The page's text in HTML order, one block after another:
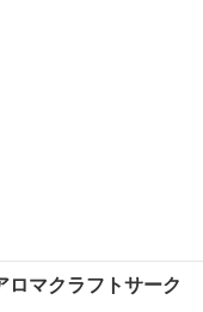
ロマクラフトサーク